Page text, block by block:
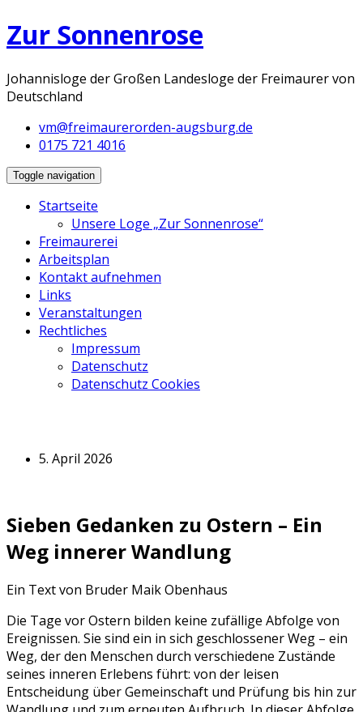
Zur Sonnenrose
Johannisloge der Großen Landesloge der Freimaurer von
Deutschland
vm@freimaurerorden-augsburg.de
0175 721 4016
Toggle navigation
Startseite
Unsere Loge „Zur Sonnenrose“
Freimaurerei
Arbeitsplan
Kontakt aufnehmen
Links
Veranstaltungen
Rechtliches
Impressum
Datenschutz
Datenschutz Cookies
5. April 2026
Sieben Gedanken zu Ostern – Ein
Weg innerer Wandlung
Ein Text von Bruder Maik Obenhaus
Die Tage vor Ostern bilden keine zufällige Abfolge von
Ereignissen. Sie sind ein in sich geschlossener Weg – ein
Weg, der den Menschen durch verschiedene Zustände
seines inneren Erlebens führt: von der leisen
Entscheidung über Gemeinschaft und Prüfung bis hin zur